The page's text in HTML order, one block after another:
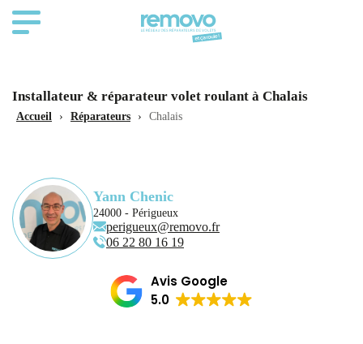
Installateur & réparateur volet roulant à Chalais
Accueil › Réparateurs › Chalais
Yann Chenic
24000 - Périgueux
perigueux@removo.fr
06 22 80 16 19
Avis Google
5.0